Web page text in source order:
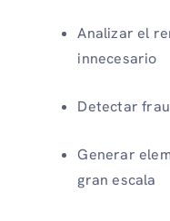
Analizar el
innecesario
Detectar
Generar
gran escala